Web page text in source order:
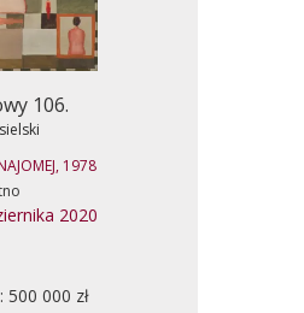
106.
1978
2020
500 000 zł